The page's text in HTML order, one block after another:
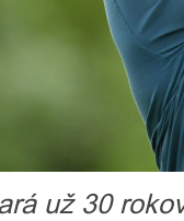
už 30